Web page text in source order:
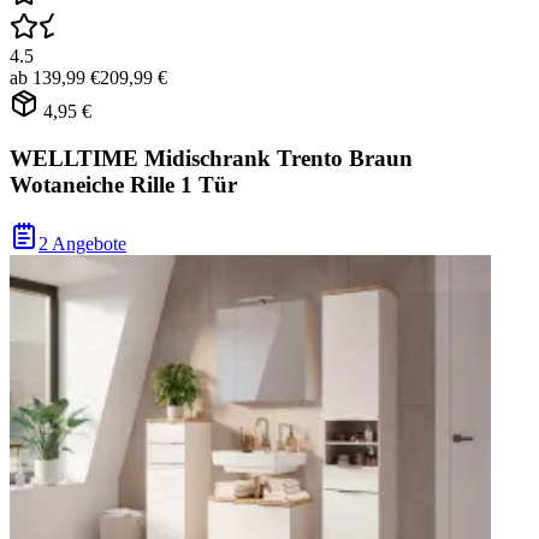
4.5
ab 139,99 €209,99 €
4,95 €
WELLTIME Midischrank Trento Braun
Wotaneiche Rille 1 Tür
2 Angebote